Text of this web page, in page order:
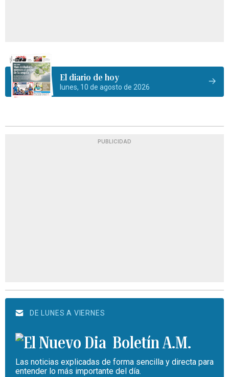
El diario de hoy
lunes, 10 de agosto de 2026
PUBLICIDAD
DE LUNES A VIERNES
Boletín A.M.
Las noticias explicadas de forma sencilla y directa para
entender lo más importante del día.